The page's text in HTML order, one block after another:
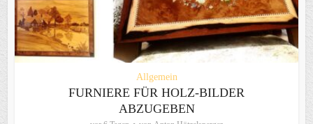
Allgemein
FURNIERE FÜR HOLZ-BILDER
ABZUGEBEN